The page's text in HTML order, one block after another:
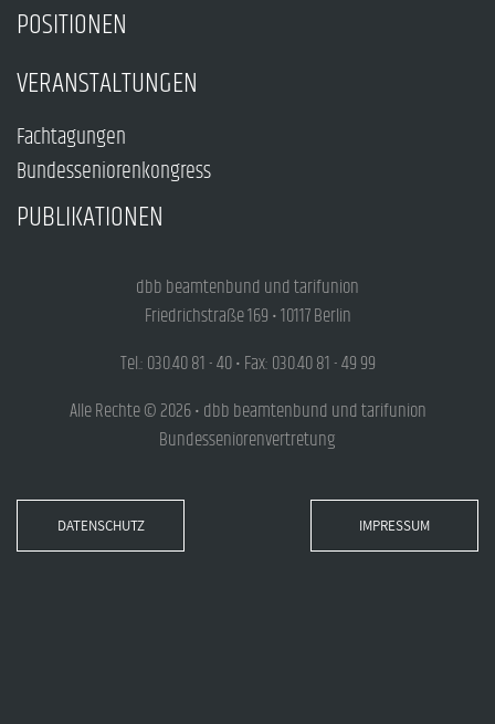
POSITIONEN
VERANSTALTUNGEN
Fachtagungen
Bundesseniorenkongress
PUBLIKATIONEN
dbb beamtenbund und tarifunion
Friedrichstraße 169 • 10117 Berlin
Tel.: 030.40 81 - 40 • Fax: 030.40 81 - 49 99
Alle Rechte © 2026 • dbb beamtenbund und tarifunion
Bundesseniorenvertretung
DATENSCHUTZ IMPRESSUM